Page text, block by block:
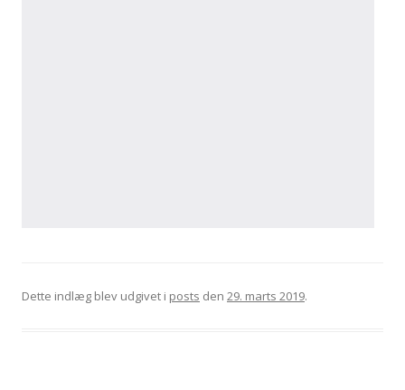
Dette indlæg blev udgivet i posts den 29. marts 2019.